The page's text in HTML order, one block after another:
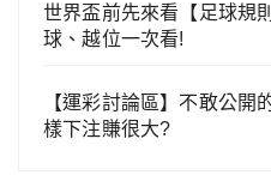
世界盃前先來看【足球規
球、越位一次看!
【運彩討論區】不敢公開
樣下注賺很大?